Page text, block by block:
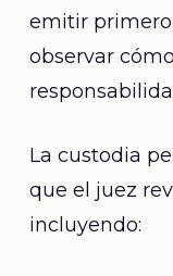
emitir
observar
La custodia
que el juez
incluyendo: